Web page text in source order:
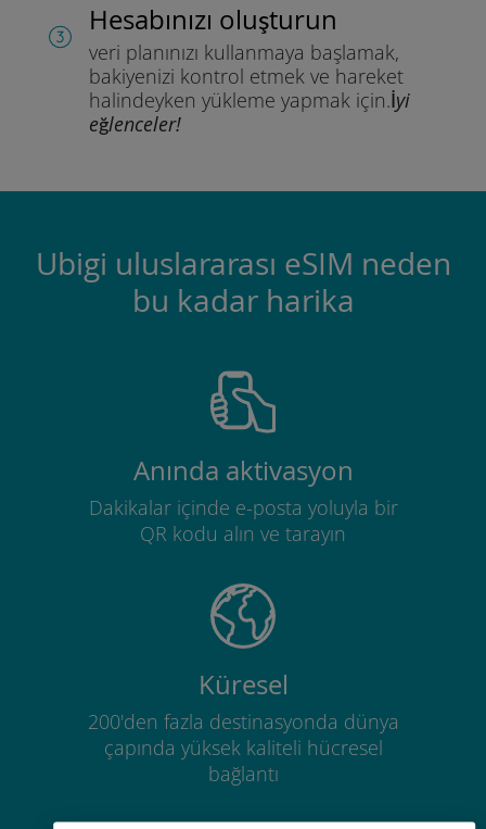
Hesabınızı oluşturun
veri planınızı kullanmaya başlamak,
bakiyenizi kontrol etmek ve hareket
halindeyken yükleme yapmak için.İyi
eğlenceler!
Ubigi uluslararası eSIM neden
bu kadar harika
Anında aktivasyon
Dakikalar içinde e-posta yoluyla bir
QR kodu alın ve tarayın
Küresel
200'den fazla destinasyonda dünya
çapında yüksek kaliteli hücresel
bağlantı